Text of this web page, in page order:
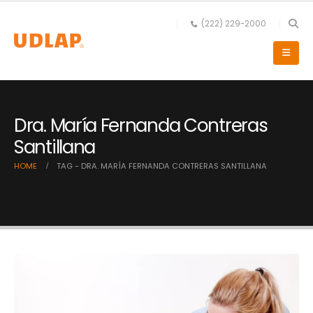
(222) 229-2000
Dra. María Fernanda Contreras
Santillana
HOME TAG - DRA. MARÍA FERNANDA CONTRERAS SANTILLANA